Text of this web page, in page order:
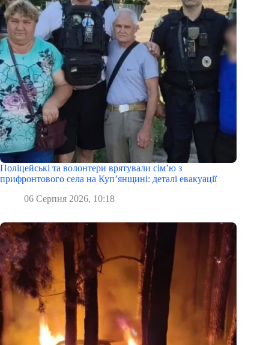
Поліцейські та волонтери врятували сім’ю з
прифронтового села на Куп’янщині: деталі евакуації
06 Серпня 2026, 10:18